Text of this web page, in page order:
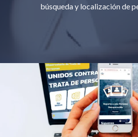
búsqueda y localización de